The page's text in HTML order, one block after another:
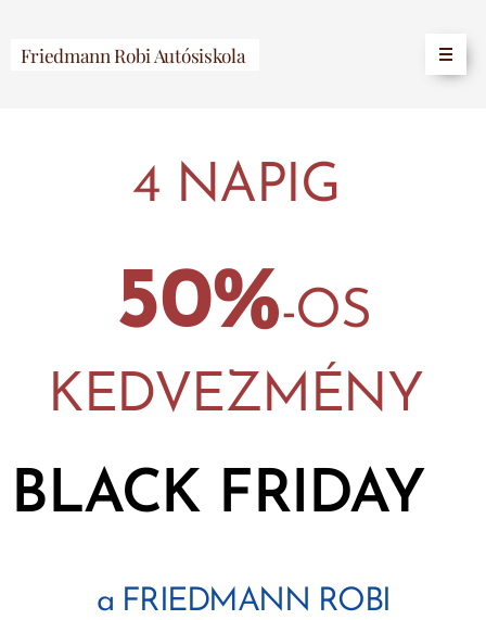
Friedmann Robi Autósiskola
4 NAPIG
50%-OS
KEDVEZMÉNY
BLACK FRIDAY
a FRIEDMANN ROBI